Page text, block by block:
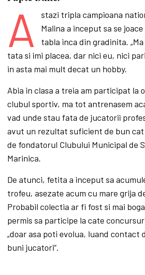
A
stazi tripla campioana
Malina a inceput sa se
tabla inca din gradinita.
tata si imi placea, dar nici eu, nici
in asta mai mult decat un hobby.
Abia in clasa a treia am participat la
clubul sportiv, ma tot antrenasem
vad unde stau fata de jucatorii
avut un rezultat suficient de bun
de fondatorul Clubului Municipal de
Marinica.
De atunci, fetita a inceput sa
trofeu, asezate acum cu mare grija
Probabil colectia ar fi fost si mai
permis sa participe la cate
„doar asa poti evolua, luand contact
buni jucatori”.